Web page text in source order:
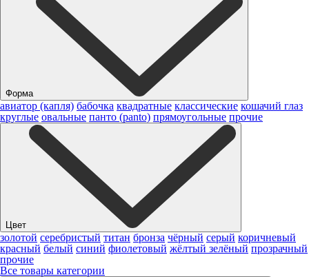
Форма
авиатор (капля) бабочка квадратные классические кошачий глаз
круглые овальные панто (panto) прямоугольные прочие
Цвет
золотой серебристый титан бронза чёрный серый коричневый
красный белый синий фиолетовый жёлтый зелёный прозрачный
прочие
Все товары категории